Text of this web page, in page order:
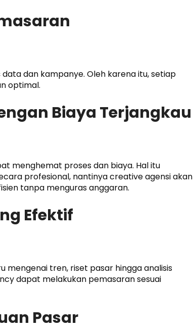
dan kampanye. Oleh karena itu, setiap
optimal.
Biaya Terjangkau
menghemat proses dan biaya. Hal itu
profesional, nantinya creative agensi akan
tanpa menguras anggaran.
Efektif
tren, riset pasar hingga analisis
dapat melakukan pemasaran sesuai
Pasar